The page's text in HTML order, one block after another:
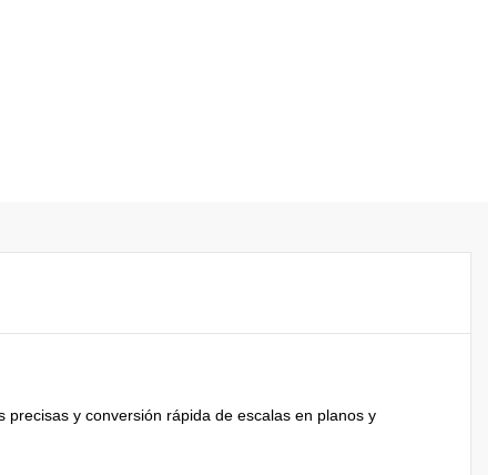
y conversión rápida de escalas en planos y